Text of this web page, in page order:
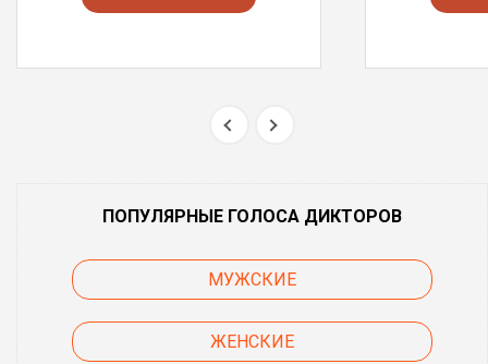
ПОПУЛЯРНЫЕ ГОЛОСА ДИКТОРОВ
МУЖСКИЕ
ЖЕНСКИЕ